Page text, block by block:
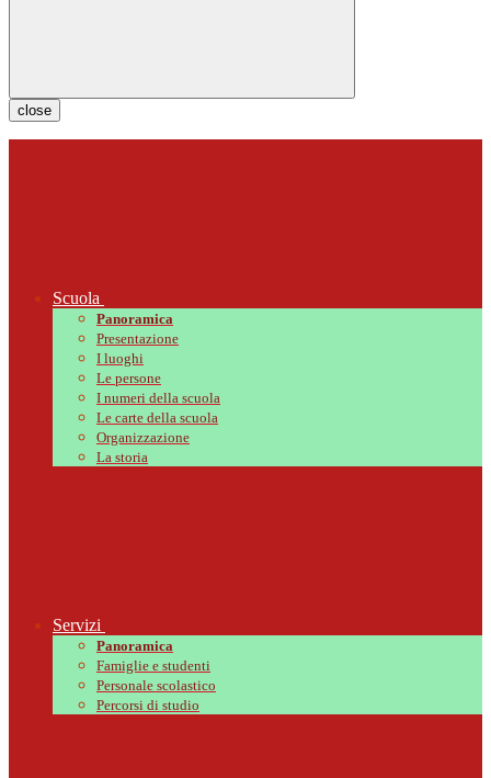
close
Scuola
Panoramica
Presentazione
I luoghi
Le persone
I numeri della scuola
Le carte della scuola
Organizzazione
La storia
Servizi
Panoramica
Famiglie e studenti
Personale scolastico
Percorsi di studio